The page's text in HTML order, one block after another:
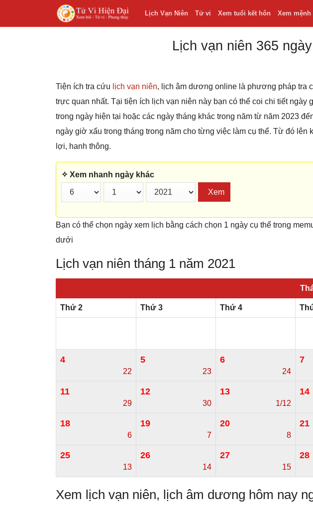
Lịch Vạn Niên Tử vi Xem tuổi kết hôn Xem mệnh
Lịch vạn niên 365
Tiện ích tra cứu lịch vạn niên, lịch âm dương online là phương pháp tra
trực quan nhất. Tại tiện ích lịch vạn niên này bạn có thể coi chi tiết
trong ngày hiện tại hoặc các ngày tháng khác trong năm từ năm 2023
ngày giờ xấu trong tháng trong năm cho từng việc làm cụ thể. Từ đó
lợi, hanh thông.
✧ Xem nhanh ngày khác
Xem
Bạn có thể chọn ngày xem lịch bằng cách chọn 1 ngày cụ thể trong
dưới
Lịch vạn niên tháng 1 năm 2021
Thứ 2 Thứ 3 Thứ 4
4
22
5
23
6
24
7
11
29
12
30
13
1/12
14
18
6
19
7
20
8
21
25
13
26
14
27
15
28
Xem lịch vạn niên, lịch âm dương hôm nay